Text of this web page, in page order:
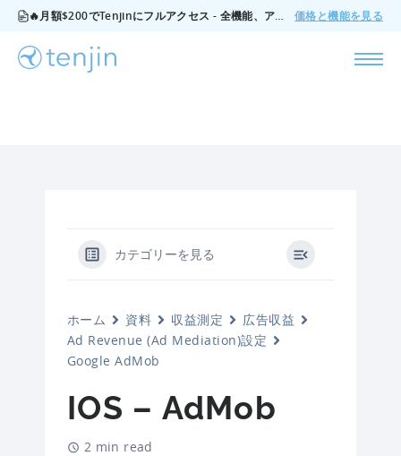
🔥月額$200でTenjinにフルアクセス - 全機能、アドオンなし、いつでもキャンセル可能。 価格と機能を見る
カテゴリーを見る
ホーム 資料 収益測定
広告収益
Ad Revenue (Ad Mediation)設定
Google AdMob
IOS – AdMob
2 min read